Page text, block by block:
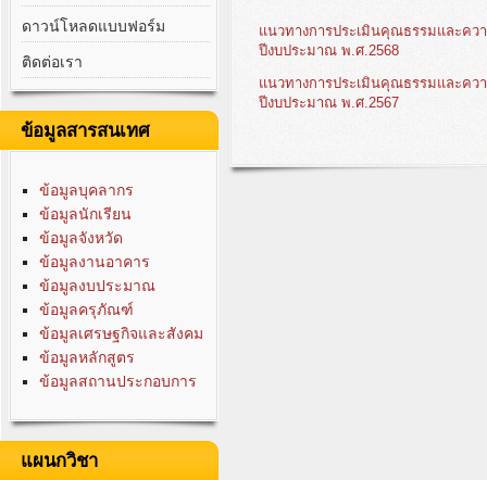
ดาวน์โหลดแบบฟอร์ม
ติดต่อเรา
ข้อมูลสารสนเทศ
ข้อมูลบุคลากร
ข้อมูลนักเรียน
ข้อมูลจังหวัด
ข้อมูลงานอาคาร
ข้อมูลงบประมาณ
ข้อมูลครุภัณฑ์
ข้อมูลเศรษฐกิจและสังคม
ข้อมูลหลักสูตร
ข้อมูลสถานประกอบการ
แผนกวิชา
แนวทางการประเมินคุณธรรมและคว
ปีงบประมาณ พ.ศ.2568
แนวทางการประเมินคุณธรรมและคว
ปีงบประมาณ พ.ศ.2567